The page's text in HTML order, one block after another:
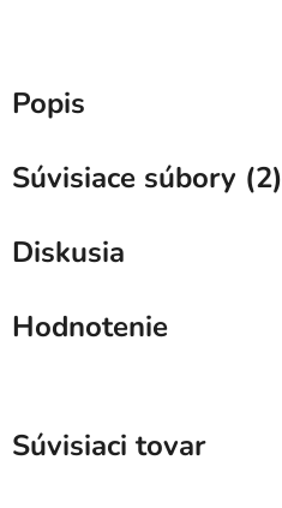
Popis
Súvisiace súbory (2)
Diskusia
Hodnotenie
Súvisiaci tovar